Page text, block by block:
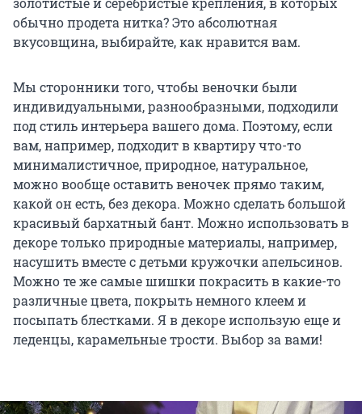
обычно продета нитка? Это абсолютная
вкусовщина, выбирайте, как нравится вам.
Мы сторонники того, чтобы веночки были
индивидуальными, разнообразными, подходили
под стиль интерьера вашего дома. Поэтому, если
вам, например, подходит в квартиру что-то
минималистичное, природное, натуральное,
можно вообще оставить веночек прямо таким,
какой он есть, без декора. Можно сделать большой
красивый бархатный бант. Можно использовать в
декоре только природные материалы, например,
насушить вместе с детьми кружочки апельсинов.
Можно те же самые шишки покрасить в какие-то
различные цвета, покрыть немного клеем и
посыпать блестками. Я в декоре использую еще и
леденцы, карамельные трости. Выбор за вами!